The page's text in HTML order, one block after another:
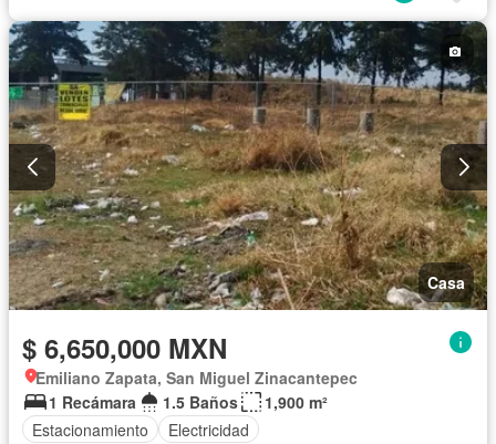
Casa
$ 6,650,000 MXN
Emiliano Zapata, San Miguel Zinacantepec
1 Recámara
1.5 Baños
1,900 m²
Estacionamiento
Electricidad